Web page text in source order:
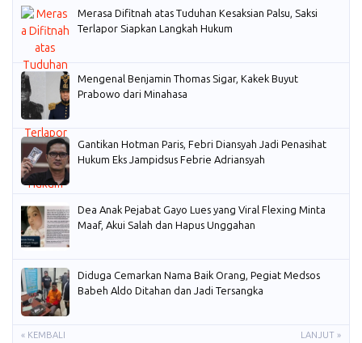
Merasa Difitnah atas Tuduhan Kesaksian Palsu, Saksi
Terlapor Siapkan Langkah Hukum
Mengenal Benjamin Thomas Sigar, Kakek Buyut
Prabowo dari Minahasa
Gantikan Hotman Paris, Febri Diansyah Jadi Penasihat
Hukum Eks Jampidsus Febrie Adriansyah
Dea Anak Pejabat Gayo Lues yang Viral Flexing Minta
Maaf, Akui Salah dan Hapus Unggahan
Diduga Cemarkan Nama Baik Orang, Pegiat Medsos
Babeh Aldo Ditahan dan Jadi Tersangka
« KEMBALI LANJUT »